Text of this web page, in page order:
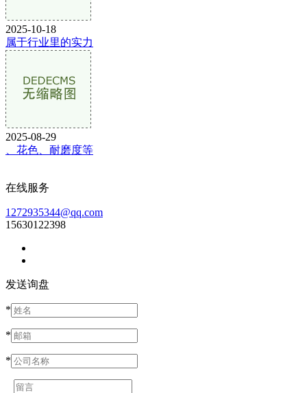
2025-10-18
属于行业里的实力
2025-08-29
、花色、耐磨度等
在线服务
1272935344@qq.com
15630122398
发送询盘
*
*
*